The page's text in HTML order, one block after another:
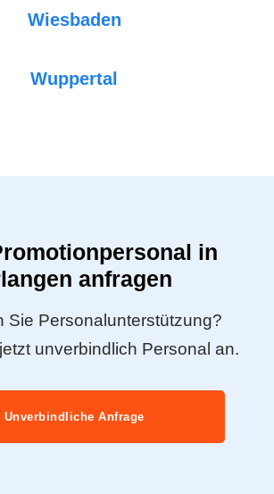
Wiesbaden
Wuppertal
in
anfragen
Sie Personalunterstützung?
unverbindlich Personal an.
Unverbindliche Anfrage